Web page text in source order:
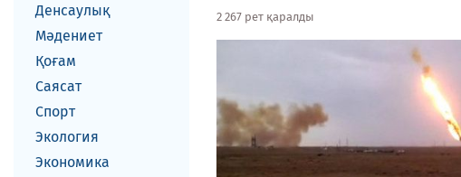
Денсаулық
Мәдениет
Қоғам
Саясат
Спорт
Экология
Экономика
2 267 рет қаралды